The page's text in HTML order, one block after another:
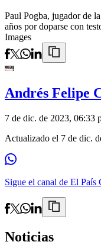
Paul Pogba, jugador de
años por doparse con
Images
Andrés Felipe
7 de dic. de 2023, 06:33
Actualizado el 7 de dic.
Sigue el canal de El
Noticias